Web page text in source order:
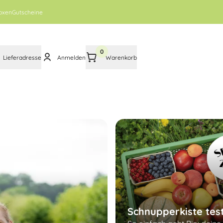
Gutscheine
Lieferadresse Anmelden
0
Warenkorb
Schnupperkiste